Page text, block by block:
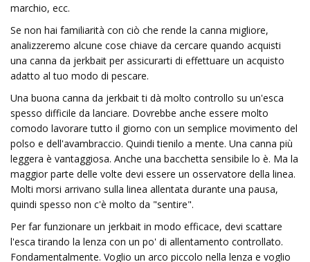
marchio, ecc.
Se non hai familiarità con ciò che rende la canna migliore,
analizzeremo alcune cose chiave da cercare quando acquisti
una canna da jerkbait per assicurarti di effettuare un acquisto
adatto al tuo modo di pescare.
Una buona canna da jerkbait ti dà molto controllo su un'esca
spesso difficile da lanciare. Dovrebbe anche essere molto
comodo lavorare tutto il giorno con un semplice movimento del
polso e dell'avambraccio. Quindi tienilo a mente. Una canna più
leggera è vantaggiosa. Anche una bacchetta sensibile lo è. Ma la
maggior parte delle volte devi essere un osservatore della linea.
Molti morsi arrivano sulla linea allentata durante una pausa,
quindi spesso non c'è molto da "sentire".
Per far funzionare un jerkbait in modo efficace, devi scattare
l'esca tirando la lenza con un po' di allentamento controllato.
Fondamentalmente. Voglio un arco piccolo nella lenza e voglio